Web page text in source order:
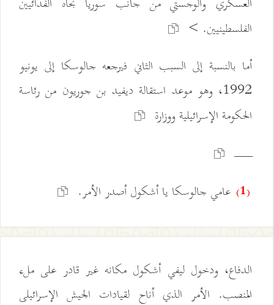
الفلسطينيين. >
أما بالنسبة إلى السبب الثاني فيرجعه جالوسكا إلى يونيو
1992، وهو موعد استقالة ديفيد بن جوريون من رئاسة
الحكومة الإسرائيلية ووزارة
ـــــــــــــــــــــــــــــ
(1) عامي جالوسكا يا أشكول أصدر الأمر.
الدفاع، ودخول ليفي أشكول مكانه غير قادر على ملء
المنصب. الأمر الذي أناح لقيادات الجيش الإسرائيلى